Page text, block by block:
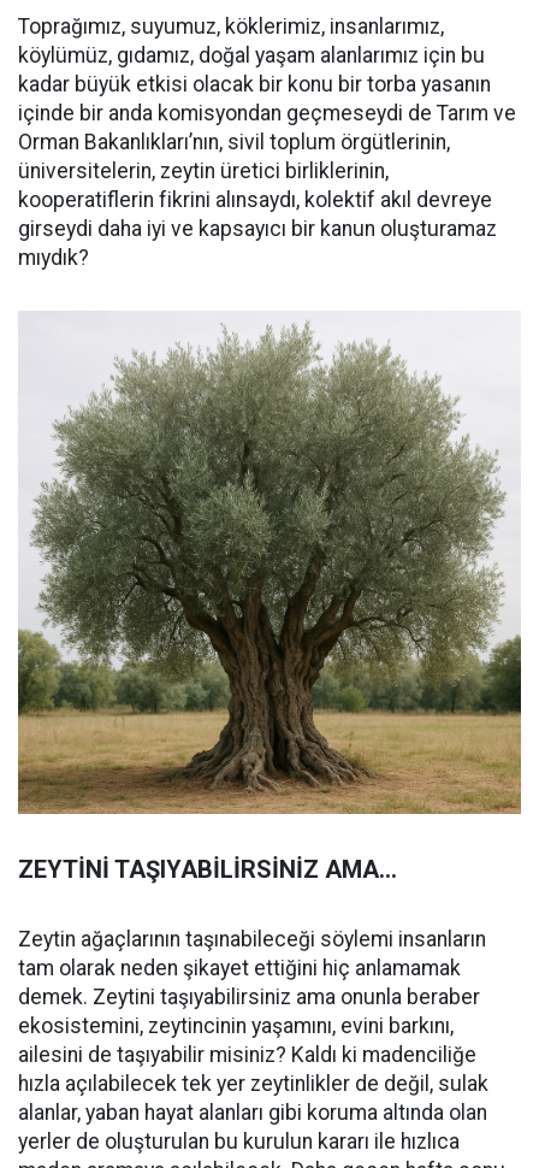
Toprağımız, suyumuz, köklerimiz, insanlarımız,
köylümüz, gıdamız, doğal yaşam alanlarımız için bu
kadar büyük etkisi olacak bir konu bir torba yasanın
içinde bir anda komisyondan geçmeseydi de Tarım ve
Orman Bakanlıkları’nın, sivil toplum örgütlerinin,
üniversitelerin, zeytin üretici birliklerinin,
kooperatiflerin fikrini alınsaydı, kolektif akıl devreye
girseydi daha iyi ve kapsayıcı bir kanun oluşturamaz
mıydık?
ZEYTİNİ TAŞIYABİLİRSİNİZ AMA…
Zeytin ağaçlarının taşınabileceği söylemi insanların
tam olarak neden şikayet ettiğini hiç anlamamak
demek. Zeytini taşıyabilirsiniz ama onunla beraber
ekosistemini, zeytincinin yaşamını, evini barkını,
ailesini de taşıyabilir misiniz? Kaldı ki madenciliğe
hızla açılabilecek tek yer zeytinlikler de değil, sulak
alanlar, yaban hayat alanları gibi koruma altında olan
yerler de oluşturulan bu kurulun kararı ile hızlıca